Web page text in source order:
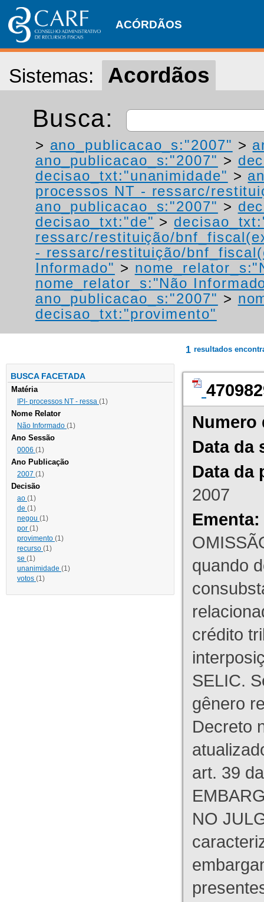
ACÓRDÃOS
Sistemas: Acordãos
Busca:
> ano_publicacao_s:"2007" >
ano_publicacao_s:"2007" >
decisao_txt:"unanimidade" >
processos NT - ressarc/
ano_publicacao_s:"2007" >
decisao_txt:"de" >
ressarc/restituição/
- ressarc/restituição/
Informado" >
nome_relator_s:"Não
ano_publicacao_s:"2007" >
decisao_txt:"provimento"
BUSCA FACETADA
Matéria
IPI- processos NT - ressa (1)
Nome Relator
Não Informado (1)
Ano Sessão
0006 (1)
Ano Publicação
2007 (1)
Decisão
ao (1)
de (1)
negou (1)
por (1)
provimento (1)
recurso (1)
se (1)
unanimidade (1)
votos (1)
1 resultados
Numero
Data da
Data da
2007
Ementa:
quando
crédito
SELIC.
gênero
Decreto
art. 39
NO